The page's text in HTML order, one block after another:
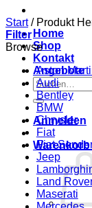
Home
Shop
Kontakt
Angebote
Suchen
nach:
Anmelden
Start /Produkt
Filter
Browse
Aston
Audi
Bentley
BMW
Chrysler
Fiat
Fiat
Jeep
Land
Maserati